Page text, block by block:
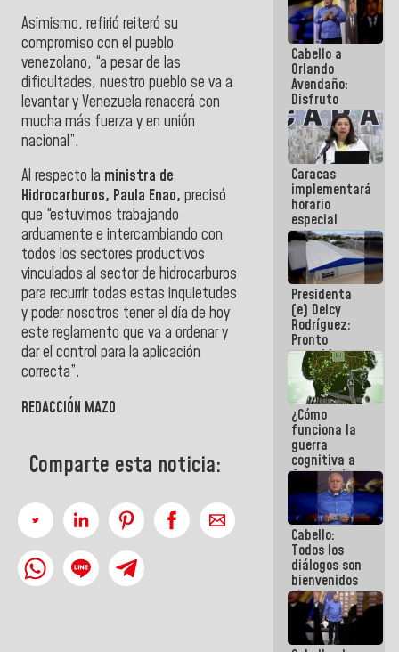
Asimismo, refirió reiteró su
compromiso con el pueblo
venezolano, “a pesar de las
dificultades, nuestro pueblo se va a
levantar y Venezuela renacerá con
mucha más fuerza y en unión
nacional”.
Al respecto la ministra de
Hidrocarburos, Paula Enao, precisó
que “estuvimos trabajando
arduamente e intercambiando con
todos los sectores productivos
vinculados al sector de hidrocarburos
para recurrir todas estas inquietudes
y poder nosotros tener el día de hoy
este reglamento que va a ordenar y
dar el control para la aplicación
correcta”.
REDACCIÓN MAZO
Comparte esta noticia:
Cabello a
Orlando
Avendaño:
Disfruto
cada vez
que escribes
porque lo
que haces
es
embarrarla
Caracas
implementará
horario
especial
para
adaptarse
al plan de
ahorro
energético
Presidenta
(e) Delcy
Rodríguez:
Pronto
restableceremos
las
operaciones
en el
Aeropuerto
Internacional
de
Maiquetía
¿Cómo
funciona la
guerra
cognitiva a
favor de la
narrativa
hegemónica?
(1)
Cabello:
Todos los
diálogos son
bienvenidos
siempre que
estén en el
marco de la
Constitución